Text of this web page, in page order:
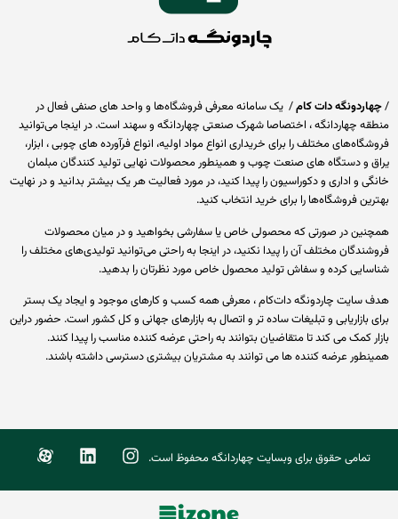
دات کام/ یک سامانه معرفی فروشگاه‌ها و واحد های صنفی فعال در
چهاردانگه ، اختصاصا شهرک صنعتی چهاردانگه و سهند است. در اینجا می‌توانید
مختلف را برای خریداری انواع مواد اولیه، انواع فرآورده های چوبی ، ابزار،
و دستگاه های صنعت چوب و همینطور محصولات نهایی تولید کنندگان مبلمان
و اداری و دکوراسیون را پیدا کنید، در مورد فعالیت هر یک بیشتر بدانید و در نهایت
فروشگاه‌ها را برای خرید انتخاب کنید.
در صورتی که محصولی خاص یا سفارشی بخواهید و در میان محصولات
مختلف آن را پیدا نکنید، در اینجا به راحتی می‌توانید تولیدی‌های مختلف را
کرده و سفاش تولید محصول خاص مورد نظرتان را بدهید.
سایت چاردونگه دات‌کام ، معرفی همه کسب و کارهای موجود و ایجاد یک بستر
بازاریابی و تبلیغات ساده تر و اتصال به بازارهای جهانی و کل کشور است. حضور دراین
کمک می کند تا متقاضیان بتوانند به راحتی عرضه کننده مناسب را پیدا کنند.
عرضه کننده ها می توانند به مشتریان بیشتری دسترسی داشته باشند.
تمامی حقوق برای وبسایت چهاردانگه محفوظ است.